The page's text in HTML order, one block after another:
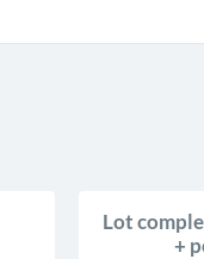
Lot
+